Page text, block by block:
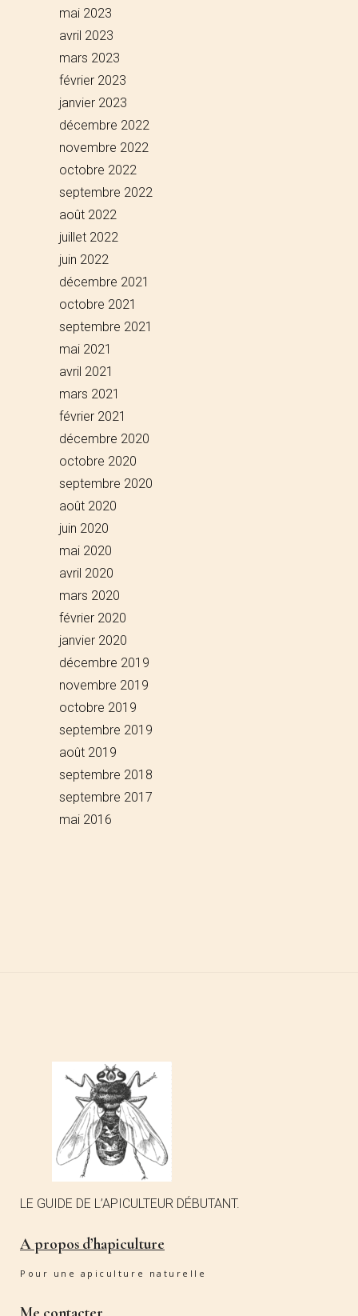
mai 2023
avril 2023
mars 2023
février 2023
janvier 2023
décembre 2022
novembre 2022
octobre 2022
septembre 2022
août 2022
juillet 2022
juin 2022
décembre 2021
octobre 2021
septembre 2021
mai 2021
avril 2021
mars 2021
février 2021
décembre 2020
octobre 2020
septembre 2020
août 2020
juin 2020
mai 2020
avril 2020
mars 2020
février 2020
janvier 2020
décembre 2019
novembre 2019
octobre 2019
septembre 2019
août 2019
septembre 2018
septembre 2017
mai 2016
LE GUIDE DE L’APICULTEUR DÉBUTANT.
A propos d’hapiculture
Pour une apiculture naturelle